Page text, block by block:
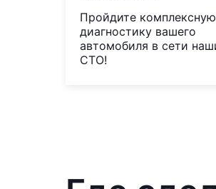
Пройдите комплексную
диагностику вашего
автомобиля в сети
СТО!